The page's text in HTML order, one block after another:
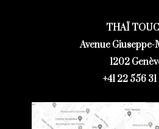
THAÏ
Avenue
1202
+41 22 556